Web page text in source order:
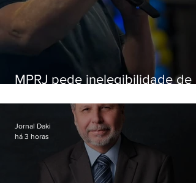
MPRJ pede inelegibilidade de
Jornal Daki
há 3 horas